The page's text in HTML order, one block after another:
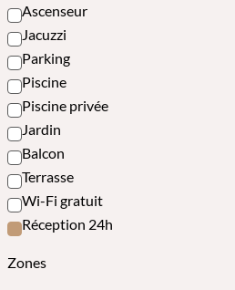
Ascenseur
Jacuzzi
Parking
Piscine
Piscine privée
Jardin
Balcon
Terrasse
Wi-Fi gratuit
Réception 24h
Zones